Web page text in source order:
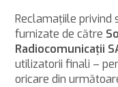
Reclamaţiile privind
furnizate de către
Radiocomunicaţii
utilizatorii finali –
oricare din